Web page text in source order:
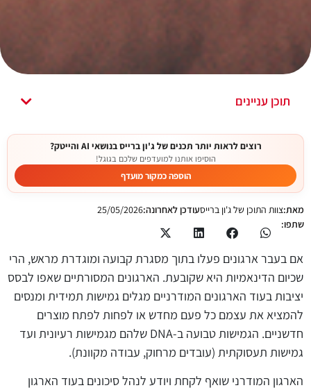
תוכן עניינים
רוצים לראות יותר תכנים של ג'ון ברייס בנושאי AI והייטק?
הוסיפו אותנו למועדפים שלכם בגוגל!
הוספה כמקור מועדף
מאת:צוות התוכן של ג'ון ברייסעודכן לאחרונה:25/05/2026
שתפו:
אם בעבר ארגונים פעלו בתוך מסגרת קבועה ומוגדרת מראש, הרי
שכיום הדינאמיות היא שקובעת. הארגונים המסורתיים שאפו לבסס
יציבות בעוד הארגונים המודרניים מגלים גמישות תמידית ומנסים
להמציא את עצמם כל פעם מחדש או לפחות לפתח מוצרים
חדשניים. הגמישות טבועה ב-DNA שלהם מגמישות רעיונית ועד
גמישות תעסוקתית (עובדים מרחוק, עבודה מקוונת).
הארגון המודרני שואף לקחת ויודע לנהל סיכונים בעוד הארגון